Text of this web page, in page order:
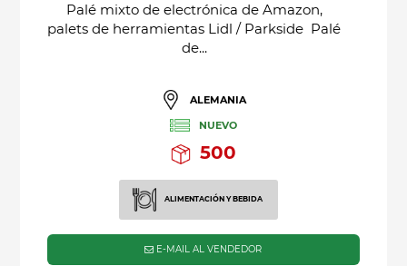
Palé mixto de electrónica de Amazon,
palets de herramientas Lidl / Parkside Palé
de...
ALEMANIA
NUEVO
500
ALIMENTACIÓN Y BEBIDA
E-MAIL AL VENDEDOR